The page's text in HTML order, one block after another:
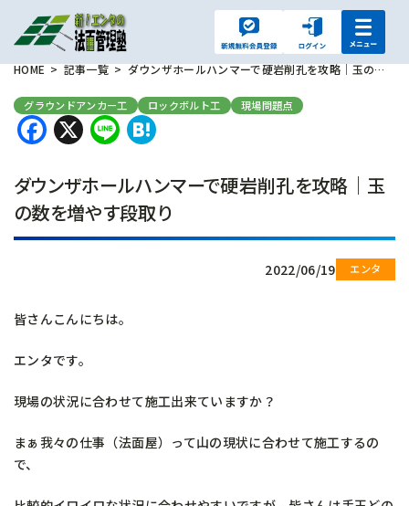
HOME 記事一覧 ダウンザホールハンマーで硬岩削孔を攻略｜玉の数を増やす段取り
グラウンドアンカー工 ロックボルト工 現場問題点
Facebook
X Line
ダウンザホールハンマーで硬岩削孔を攻略｜玉
の数を増やす段取り
2022/06/19
皆さんこんにちは。
エンタです。
現場の状況に合わせて施工出来ていますか？
まぁ我々の仕事（法面屋）って山の現状に合わせて施工するの
で、